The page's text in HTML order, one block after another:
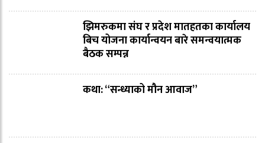
झिमरुकमा संघ र प्रदेश मातहतका कार्यालय
बिच योजना कार्यान्वयन बारे समन्वयात्मक
बैठक सम्पन्न
कथा: “सन्ध्याको मौन आवाज”